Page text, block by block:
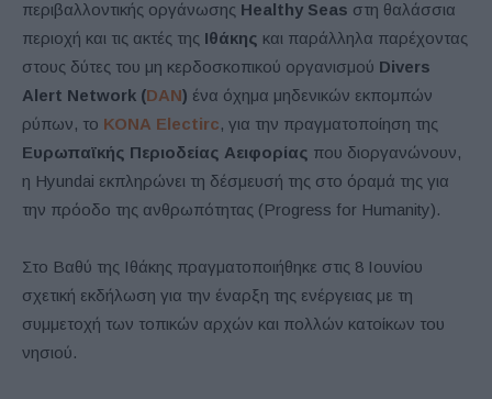
περιβαλλοντικής οργάνωσης Healthy Seas στη θαλάσσια
περιοχή και τις ακτές της Ιθάκης και παράλληλα παρέχοντας
στους δύτες του μη κερδοσκοπικού οργανισμού Divers
Alert Network (DAN) ένα όχημα μηδενικών εκπομπών
ρύπων, το ΚΟΝΑ Electirc, για την πραγματοποίηση της
Ευρωπαϊκής Περιοδείας Αειφορίας που διοργανώνουν,
η Hyundai εκπληρώνει τη δέσμευσή της στο όραμά της για
την πρόοδο της ανθρωπότητας (Progress for Humanity).
Στο Βαθύ της Ιθάκης πραγματοποιήθηκε στις 8 Ιουνίου
σχετική εκδήλωση για την έναρξη της ενέργειας με τη
συμμετοχή των τοπικών αρχών και πολλών κατοίκων του
νησιού.